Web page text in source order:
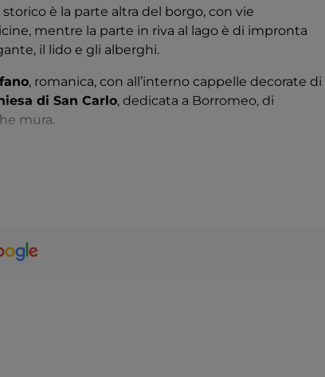
storico è la parte altra del borgo, con vie
mentre la parte in riva al lago è di impronta
il lido e gli alberghi.
, romanica, con all’interno cappelle decorate di
di San Carlo, dedicata a Borromeo, di
mura.